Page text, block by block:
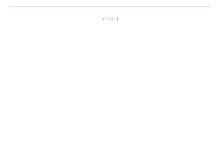
إعلانات